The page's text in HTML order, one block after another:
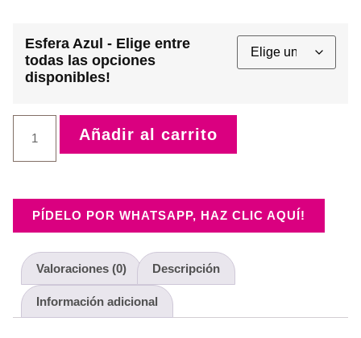
Esfera Azul - Elige entre
todas las opciones
disponibles!
Añadir al carrito
PÍDELO POR WHATSAPP, HAZ CLIC AQUÍ!
Valoraciones (0) Descripción
Información adicional